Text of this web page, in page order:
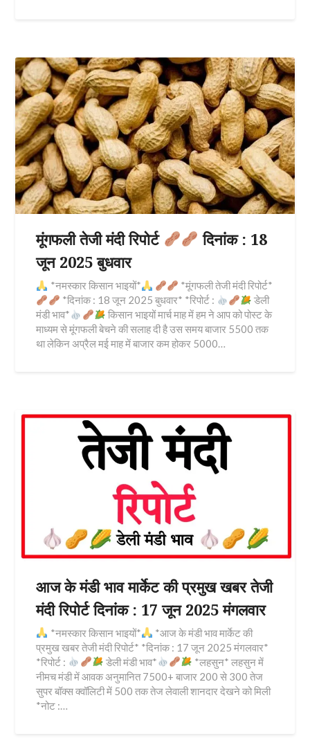
मूंगफली तेजी मंदी रिपोर्ट
दिनांक : 18
जून 2025 बुधवार
*नमस्कार किसान भाइयों*
*मूंगफली तेजी मंदी रिपोर्ट*
*दिनांक : 18 जून 2025 बुधवार* *रिपोर्ट :
डेली
मंडी भाव*
किसान भाइयों मार्च माह में हम ने आप को पोस्ट के
माध्यम से मूंगफली बेचने की सलाह दी है उस समय बाजार 5500 तक
था लेकिन अप्रैल मई माह में बाजार कम होकर 5000…
आज के मंडी भाव मार्केट की प्रमुख खबर तेजी
मंदी रिपोर्ट दिनांक : 17 जून 2025 मंगलवार
*नमस्कार किसान भाइयों*
*आज के मंडी भाव मार्केट की
प्रमुख खबर तेजी मंदी रिपोर्ट* *दिनांक : 17 जून 2025 मंगलवार*
*रिपोर्ट :
डेली मंडी भाव*
*लहसुन* लहसुन में
नीमच मंडी में आवक अनुमानित 7500+ बाजार 200 से 300 तेज
सुपर बॉक्स क्वॉलिटी में 500 तक तेज लेवाली शानदार देखने को मिली
*नोट :…